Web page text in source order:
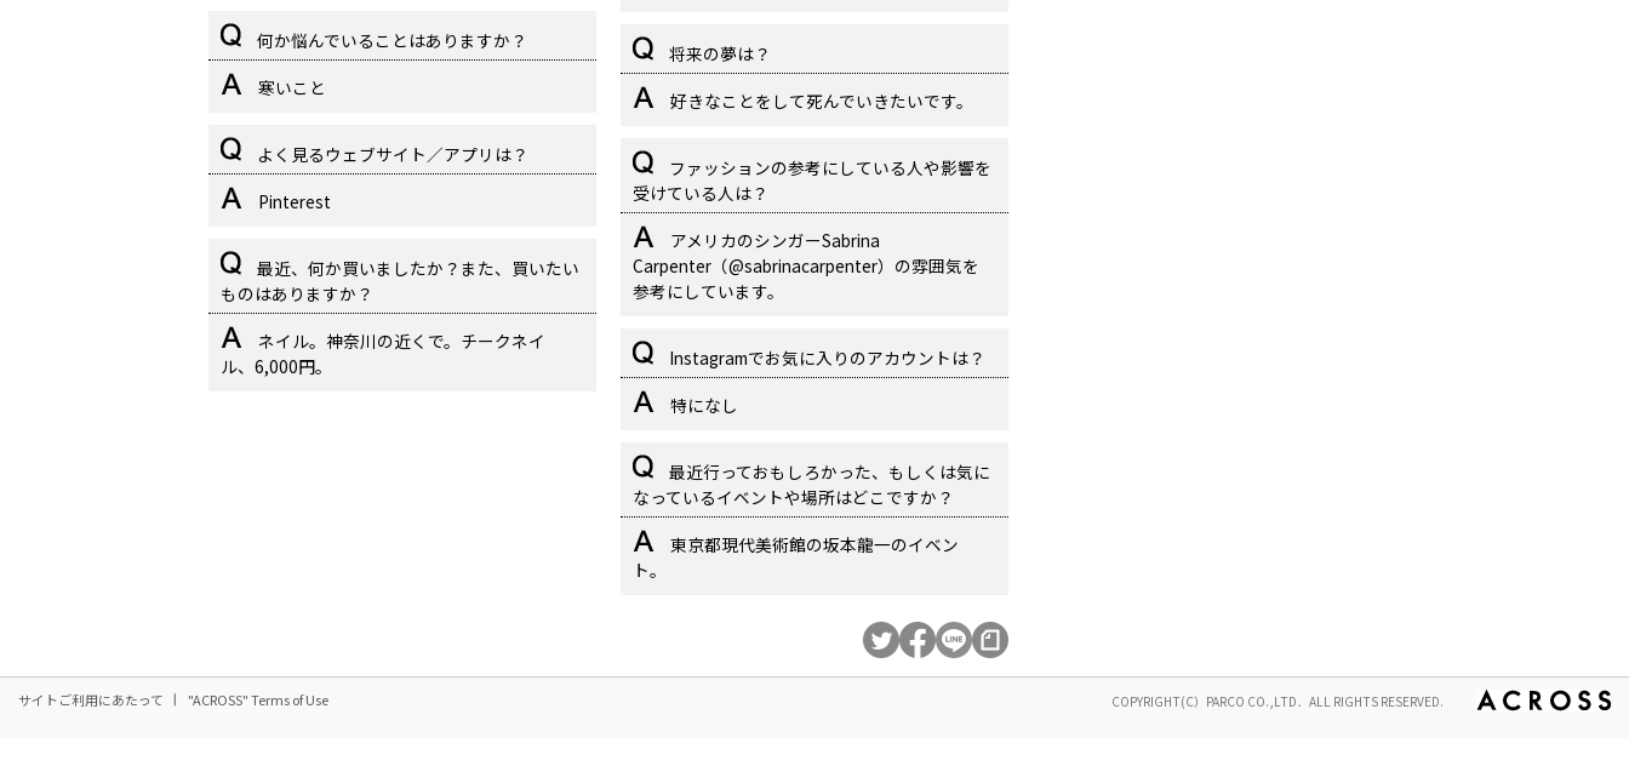
何か悩んでいることはありますか？
寒いこと
よく見るウェブサイト／アプリは？
Pinterest
最近、何か買いましたか？また、買いたい
ものはありますか？
ネイル。神奈川の近くで。チークネイ
ル、6,000円。
将来の夢は？
好きなことをして死んでいきたいです。
ファッションの参考にしている人や影響を
受けている人は？
アメリカのシンガーSabrina
Carpenter（@sabrinacarpenter）の雰囲気を
参考にしています。
Instagramでお気に入りのアカウントは？
特になし
最近行っておもしろかった、もしくは気に
なっているイベントや場所はどこですか？
東京都現代美術館の坂本龍一のイベン
ト。
サイトご利用にあたって "ACROSS" Terms of Use COPYRIGHT(C）PARCO CO.,LTD．ALL RIGHTS RESERVED.